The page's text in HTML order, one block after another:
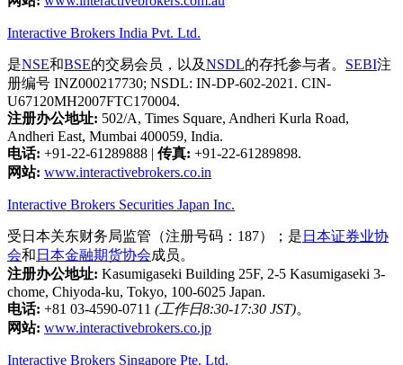
Interactive Brokers India Pvt. Ltd.
是NSE和BSE的交易会员，以及NSDL的存托参与者。 SEBI注
册编号 INZ000217730; NSDL: IN-DP-602-2021. CIN-
U67120MH2007FTC170004.
注册办公地址: 502/A, Times Square, Andheri Kurla Road,
Andheri East, Mumbai 400059, India.
电话: +91-22-61289888 | 传真: +91-22-61289898.
网站: www.interactivebrokers.co.in
Interactive Brokers Securities Japan Inc.
受日本关东财务局监管（注册号码：187）；是 日本证券业协
会和 日本金融期货协会成员。
注册办公地址: Kasumigaseki Building 25F, 2-5 Kasumigaseki 3-
chome, Chiyoda-ku, Tokyo, 100-6025 Japan.
电话: +81 03-4590-0711 (工作日8:30-17:30 JST)。
网站: www.interactivebrokers.co.jp
Interactive Brokers Singapore Pte. Ltd.